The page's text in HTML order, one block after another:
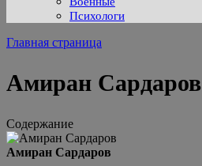
Психологи
Главная страница
Амиран Сардаров
Содержание
Амиран Сардаров